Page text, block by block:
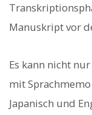
Manuskript vor
Es kann nicht
mit
Japanisch und